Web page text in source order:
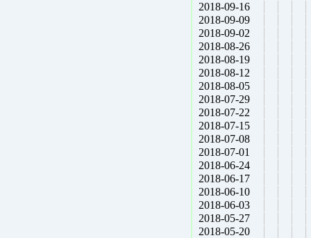
2018-09-16
2018-09-09
2018-09-02
2018-08-26
2018-08-19
2018-08-12
2018-08-05
2018-07-29
2018-07-22
2018-07-15
2018-07-08
2018-07-01
2018-06-24
2018-06-17
2018-06-10
2018-06-03
2018-05-27
2018-05-20